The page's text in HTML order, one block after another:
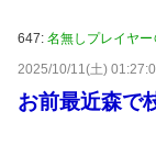
647: 名無しプレイヤ
2025/10/11(土)
お前最近森で